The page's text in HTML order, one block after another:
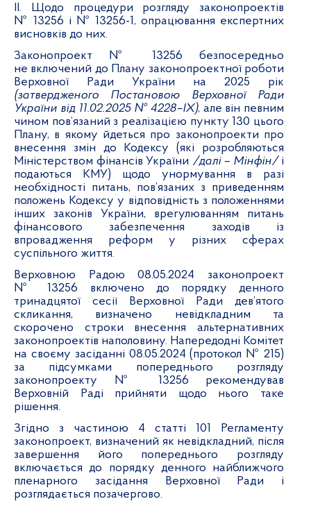
ІІ. Щодо процедури розгляду законопроектів
№ 13256 і № 13256-1, опрацювання експертних
висновків до них.
Законопроект № 13256 безпосередньо
не включений до Плану законопроектної роботи
Верховної Ради України на 2025 рік
(затвердженого Постановою Верховної Ради
України від 11.02.2025 № 4228–IX), але він певним
чином пов’язаний з реалізацією пункту 130 цього
Плану, в якому йдеться про законопроекти про
внесення змін до Кодексу (які розробляються
Міністерством фінансів України /далі – Мінфін/і
подаються КМУ) щодо унормування в разі
необхідності питань, пов’язаних з приведенням
положень Кодексу у відповідність з положеннями
інших законів України, врегулюванням питань
фінансового забезпечення заходів із
впровадження реформ у різних сферах
суспільного життя.
Верховною Радою 08.05.2024 законопроект
№ 13256 включено до порядку денного
тринадцятої сесії Верховної Ради дев’ятого
скликання, визначено невідкладним та
скорочено строки внесення альтернативних
законопроектів наполовину. Напередодні Комітет
на своєму засіданні 08.05.2024 (протокол № 215)
за підсумками попереднього розгляду
законопроекту № 13256 рекомендував
Верховній Раді прийняти щодо нього таке
рішення.
Згідно з частиною 4 статті 101 Регламенту
законопроект, визначений як невідкладний, після
завершення його попереднього розгляду
включається до порядку денного найближчого
пленарного засідання Верховної Ради і
розглядається позачергово.